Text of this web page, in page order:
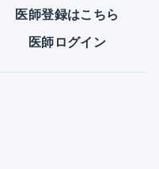
医師登録はこちら
医師ログイン